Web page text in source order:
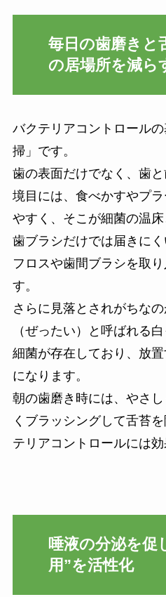
毎日の歯磨きと
の居場所を減ら
バクテリアコントロール
掃」です。
歯の表面だけでなく、歯
境目には、食べかすやプ
やすく、そこが細菌の温床
歯ブラシだけでは届きに
フロスや歯間ブラシを取
す。
さらに見落とされがちな
（ぜったい）と呼ばれる
細菌が存在しており、放
になります。
朝の歯磨き時には、やさ
くブラッシングして舌苔
テリアコントロールには効
唾液の分泌を促
用”を活性化